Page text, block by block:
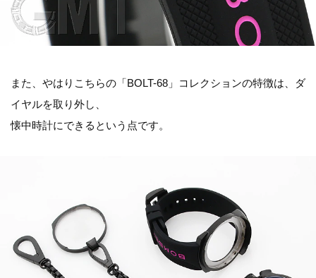
また、やはりこちらの「BOLT-68」コレクションの特徴は、ダ
イヤルを取り外し、
懐中時計にできるという点です。